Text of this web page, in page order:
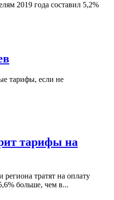
2019 года составил 5,2%
тарифы, если не
тарифы на
тратят на оплату
больше, чем в...